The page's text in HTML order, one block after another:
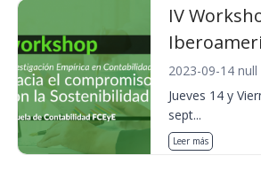
IV
2023-09-14 null
Jueves 14 y
sept...
Leer más